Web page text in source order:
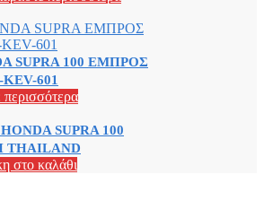
SUPRA 100 ΕΜΠΡΟΣ
601
περισσότερα
SUPRA 100
στο καλάθι